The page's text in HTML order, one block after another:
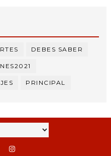
DEBES SABER
PRINCIPAL